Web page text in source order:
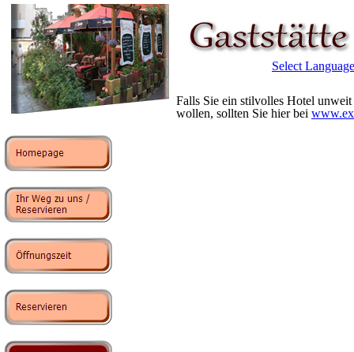
Falls Sie ein stilvolles Hotel
wollen, sollten Sie hier bei
Select Language